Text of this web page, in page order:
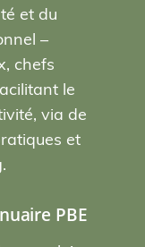
et du
–
chefs
le
via de
et
PBE